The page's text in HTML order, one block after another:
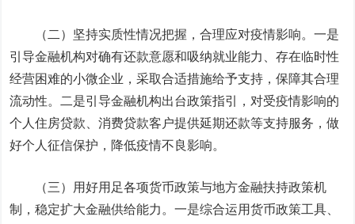
（二）坚持实质性情况把握，合理应对疫情影响。一是
引导金融机构对确有还款意愿和吸纳就业能力、存在临时性
经营困难的小微企业，采取合适措施给予支持，保障其合理
流动性。二是引导金融机构出台政策指引，对受疫情影响的
个人住房贷款、消费贷款客户提供延期还款等支持服务，做
好个人征信保护，降低疫情不良影响。
（三）用好用足各项货币政策与地方金融扶持政策机
制，稳定扩大金融供给能力。一是综合运用货币政策工具、